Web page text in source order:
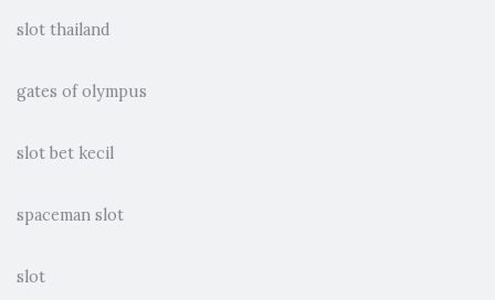
slot thailand
gates of olympus
slot bet kecil
spaceman slot
slot